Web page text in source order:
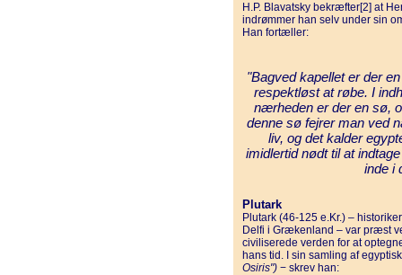
H.P. Blavatsky bekræfter[2] at
indrømmer han selv under sin
Han fortæller:
"Bagved kapellet er der
respektløst at røbe. I
nærheden er der en sø,
denne sø fejrer man ved
liv, og det kalder
imidlertid nødt til at
inde i
Plutark
Plutark (46-125 e.Kr.) –
Delfi i Grækenland – var præst
civiliserede verden for at
hans tid. I sin samling af
Osiris") − skrev han: